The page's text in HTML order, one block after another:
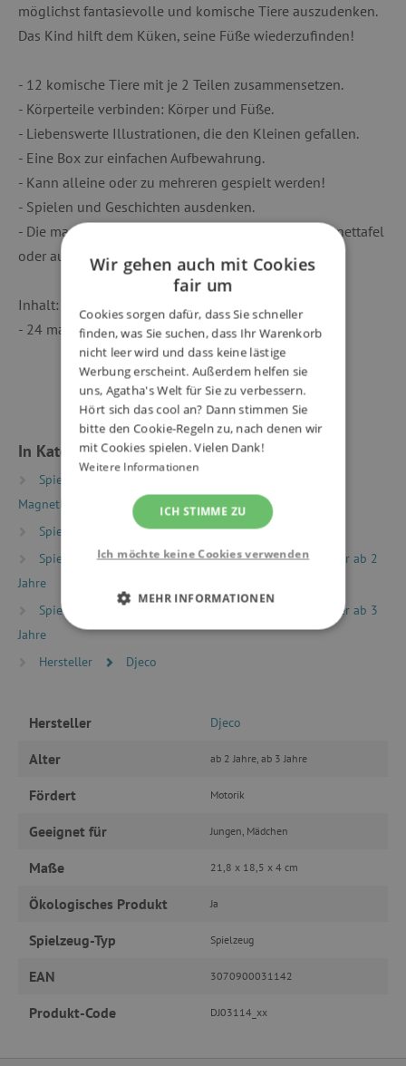
möglichst fantasievolle und komische Tiere auszudenken.
Das Kind hilft dem Küken, seine Füße wiederzufinden!
- 12 komische Tiere mit je 2 Teilen zusammensetzen.
- Körperteile verbinden: Körper und Füße.
- Liebenswerte Illustrationen, die den Kleinen gefallen.
- Eine Box zur einfachen Aufbewahrung.
- Kann alleine oder zu mehreren gespielt werden!
- Spielen und Geschichten ausdenken.
- Die magnetischen Holzteile können auf einer Magnettafel
oder auf der Kühlschranktür angebracht werden.
Inhalt:
- 24 magnetische Holzteile
In Kategorien eingeteilt
Spielzeug nach Typ
Magnetbausteine & Magnetbretter
Spielzeug nach Typ
Montessori Spielzeug
Spielzeug nach Alter
Spiele & Spielzeug für Kinder ab 2
Jahre
Spielzeug nach Alter
Spiele & Spielzeug für Kinder ab 3
Jahre
Hersteller
Djeco
Hersteller Djeco
Alter ab 2 Jahre, ab 3 Jahre
Fördert Motorik
Geeignet für Jungen, Mädchen
Maße 21,8 x 18,5 x 4 cm
Ökologisches Produkt Ja
Spielzeug-Typ Spielzeug
EAN 3070900031142
Produkt-Code DJ03114_xx
Wir gehen auch mit Cookies
fair um
Cookies sorgen dafür, dass Sie schneller
finden, was Sie suchen, dass Ihr Warenkorb
nicht leer wird und dass keine lästige
Werbung erscheint. Außerdem helfen sie
uns, Agatha's Welt für Sie zu verbessern.
Hört sich das cool an? Dann stimmen Sie
bitte den Cookie-Regeln zu, nach denen wir
mit Cookies spielen. Vielen Dank!
Weitere Informationen
ICH STIMME ZU
Ich möchte keine Cookies verwenden
MEHR INFORMATIONEN
UNBEDINGT ERFORDERLICH
FUNKTIONALITÄT
Funktionalität
Unbedingt erforderliche Cookies ermöglichen
Benutzeranmeldung und die Kontoverwaltung.
Ohne die unbedingt erforderlichen Cookies
Name
PHPSESSID
PHP.net